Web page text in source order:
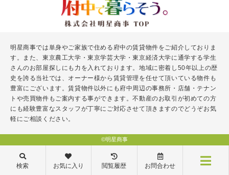
明星商事では単身やご家族で住める府中の賃貸物件をご紹介しておりま
す。また、東京農工大学・東京学芸大学・東京経済大学に通学する学生
さんのお部屋探しにも力を入れております。地域に密着し50年以上の歴
史を誇る当社では、オーナー様から賃貸管理を任せて頂いている物件も
豊富にございます。賃貸物件以外にも府中周辺の事務所・店舗・テナン
トや売買物件もご案内する事ができます。不動産のお取引が初めての方
にも経験豊富なスタッフが丁寧にご対応させて頂きますのでどうぞお気
軽にご相談ください。
©明星商事
検索 お気に入り 閲覧履歴 お問合わせ